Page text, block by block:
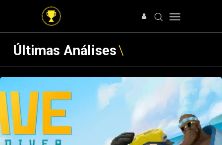
NOTÍCIAS
ARTIGOS
ANÁLISES
OFERTAS
Últimas Análises